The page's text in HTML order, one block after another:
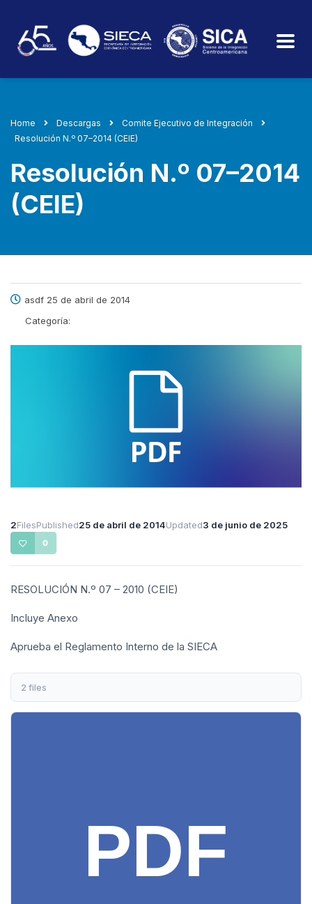
Home Descargas
Comite Ejecutivo de Integración
Resolución N.º 07–2014 (CEIE)
Resolución N.º 07–2014
(CEIE)
asdf 25 de abril de 2014
Categoría:
2FilesPublished25 de abril de 2014Updated3 de junio de 2025
0
RESOLUCIÓN N.º 07 – 2010 (CEIE)
Incluye Anexo
Aprueba el Reglamento Interno de la SIECA
2 files